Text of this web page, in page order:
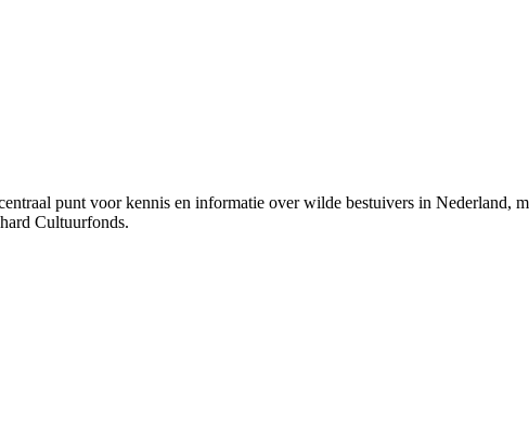
punt voor kennis en informatie over wilde bestuivers in Nederland,
Cultuurfonds.